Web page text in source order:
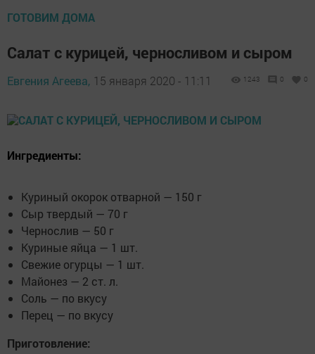
ГОТОВИМ ДОМА
​Салат с курицей, черносливом и сыром
Евгения Агеева, 15 января 2020 - 11:11 1243 0 0
Ингредиенты:
Куриный окорок отварной — 150 г
Сыр твердый — 70 г
Чернослив — 50 г
Куриные яйца — 1 шт.
Свежие огурцы — 1 шт.
Майонез — 2 ст. л.
Соль — по вкусу
Перец — по вкусу
Приготовление: